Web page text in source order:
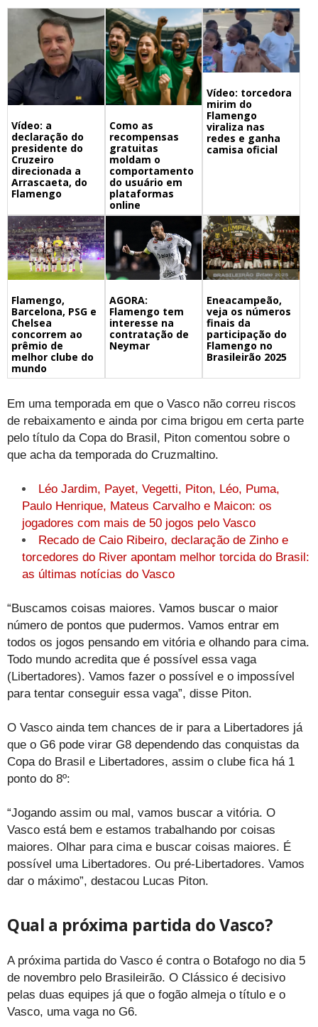
Vídeo: a
declaração do
presidente do
Cruzeiro
direcionada a
Arrascaeta, do
Flamengo
Como as
recompensas
gratuitas
moldam o
comportamento
do usuário em
plataformas
online
Vídeo: torcedora
mirim do
Flamengo
viraliza nas
redes e ganha
camisa oficial
Flamengo,
Barcelona, PSG e
Chelsea
concorrem ao
prêmio de
melhor clube do
mundo
AGORA:
Flamengo tem
interesse na
contratação de
Neymar
Eneacampeão,
veja os números
finais da
participação do
Flamengo no
Brasileirão 2025
Em uma temporada em que o Vasco não correu riscos
de rebaixamento e ainda por cima brigou em certa parte
pelo título da Copa do Brasil, Piton comentou sobre o
que acha da temporada do Cruzmaltino.
Léo Jardim, Payet, Vegetti, Piton, Léo, Puma,
Paulo Henrique, Mateus Carvalho e Maicon: os
jogadores com mais de 50 jogos pelo Vasco
Recado de Caio Ribeiro, declaração de Zinho e
torcedores do River apontam melhor torcida do Brasil:
as últimas notícias do Vasco
“Buscamos coisas maiores. Vamos buscar o maior
número de pontos que pudermos. Vamos entrar em
todos os jogos pensando em vitória e olhando para cima.
Todo mundo acredita que é possível essa vaga
(Libertadores). Vamos fazer o possível e o impossível
para tentar conseguir essa vaga”, disse Piton.
O Vasco ainda tem chances de ir para a Libertadores já
que o G6 pode virar G8 dependendo das conquistas da
Copa do Brasil e Libertadores, assim o clube fica há 1
ponto do 8º:
“Jogando assim ou mal, vamos buscar a vitória. O
Vasco está bem e estamos trabalhando por coisas
maiores. Olhar para cima e buscar coisas maiores. É
possível uma Libertadores. Ou pré-Libertadores. Vamos
dar o máximo”, destacou Lucas Piton.
Qual a próxima partida do Vasco?
A próxima partida do Vasco é contra o Botafogo no dia 5
de novembro pelo Brasileirão. O Clássico é decisivo
pelas duas equipes já que o fogão almeja o título e o
Vasco, uma vaga no G6.